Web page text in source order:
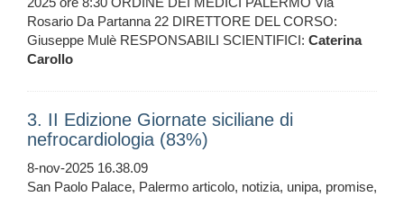
Rosario Da Partanna 22 DIRETTORE DEL CORSO:
Giuseppe Mulè RESPONSABILI SCIENTIFICI: Caterina
Carollo
3. II Edizione Giornate siciliane di
nefrocardiologia (83%)
8-nov-2025 16.38.09
San Paolo Palace, Palermo articolo, notizia, unipa, promise,